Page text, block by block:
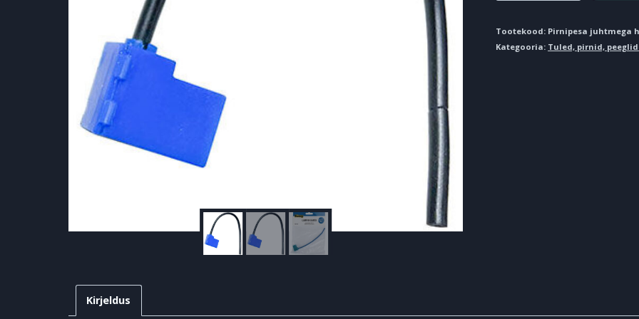
juhtmega
H1
kogus
Tootekood: Pirnipesa juhtmega
Kategooria: Tuled, pirnid,
Kirjeldus